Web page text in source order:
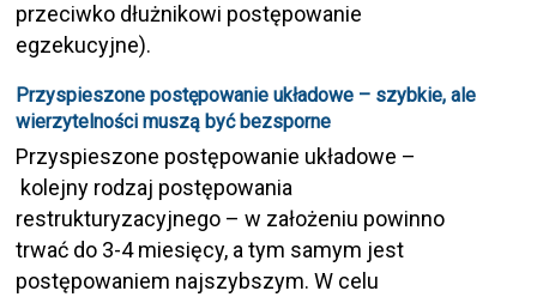
przeciwko dłużnikowi postępowanie
egzekucyjne).
Przyspieszone postępowanie układowe – szybkie, ale
wierzytelności muszą być bezsporne
Przyspieszone postępowanie układowe –
kolejny rodzaj postępowania
restrukturyzacyjnego – w założeniu powinno
trwać do 3-4 miesięcy, a tym samym jest
postępowaniem najszybszym. W celu